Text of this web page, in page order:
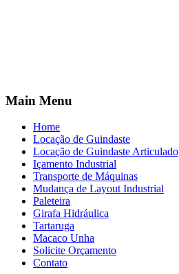
Main Menu
Home
Locação de Guindaste
Locação de Guindaste Articulado
Içamento Industrial
Transporte de Máquinas
Mudança de Layout Industrial
Paleteira
Girafa Hidráulica
Tartaruga
Macaco Unha
Solicite Orçamento
Contato